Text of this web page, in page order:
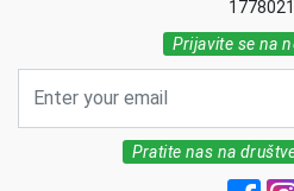
Prijavite se na
Pratite nas na